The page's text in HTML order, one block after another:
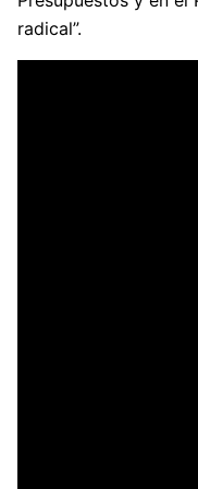
radical”.